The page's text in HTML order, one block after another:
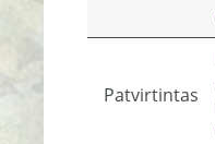
Patvirtintas